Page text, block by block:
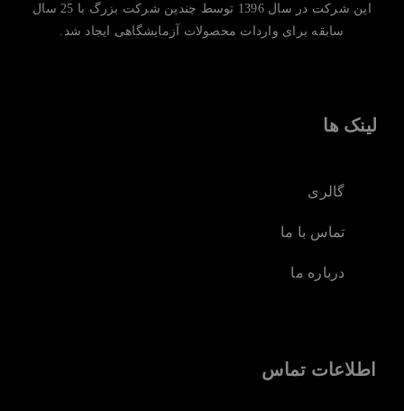
این شرکت در سال 1396 توسط چندین شرکت بزرگ با 25 سال
سابقه برای واردات محصولات آزمایشگاهی ایجاد شد.
لینک ها
گالری
تماس با ما
درباره ما
اطلاعات تماس